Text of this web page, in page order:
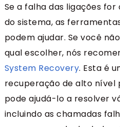
Se a falha das ligações
do sistema, as
podem ajudar. Se você
qual escolher, nós
System Recovery. Esta é
recuperação de alto nível
pode ajudá-lo a resolver
incluindo as chamadas